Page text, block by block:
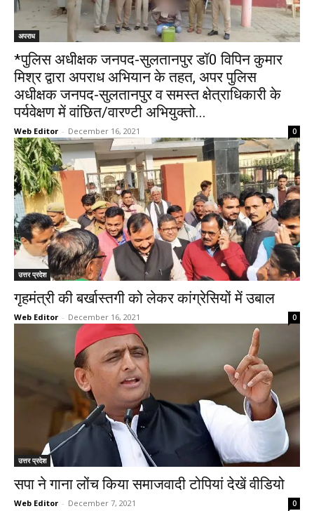
अपराध
*पुलिस अधीक्षक जनपद-सुलतानपुर डॉ0 विपिन कुमार
मिश्र द्वारा अपराध अभियान के तहत, अपर पुलिस
अधीक्षक जनपद-सुलतानपुर व समस्त क्षेत्राधिकारी के
पर्यवेक्षण में वांछित/वारण्टी अभियुक्तो...
Web Editor - December 16, 2021 0
उत्तर प्रदेश
गृहमंत्री की बर्खास्तगी को लेकर कांग्रेसियों में उबाल
Web Editor - December 16, 2021 0
उत्तर प्रदेश
सपा ने गाना लोंच किया समाजवादी टोपियां देखें वीडियो
Web Editor - December 7, 2021 0